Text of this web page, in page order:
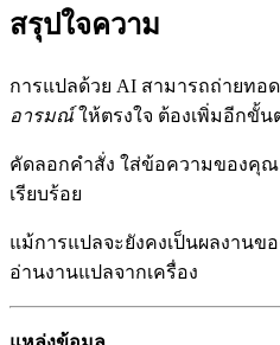
สรุปใจความ
การแปลด้วย AI สามารถถ่ายทอ
อารมณ์ให้ตรงใจ ต้องเพิ่มอีกขั้น
คัดลอกคำสั่ง ใส่ข้อความของคุณ
เรียบร้อย
แม้การแปลจะยังคงเป็นผลงาน
อ่านงานแปลจากเครื่อง